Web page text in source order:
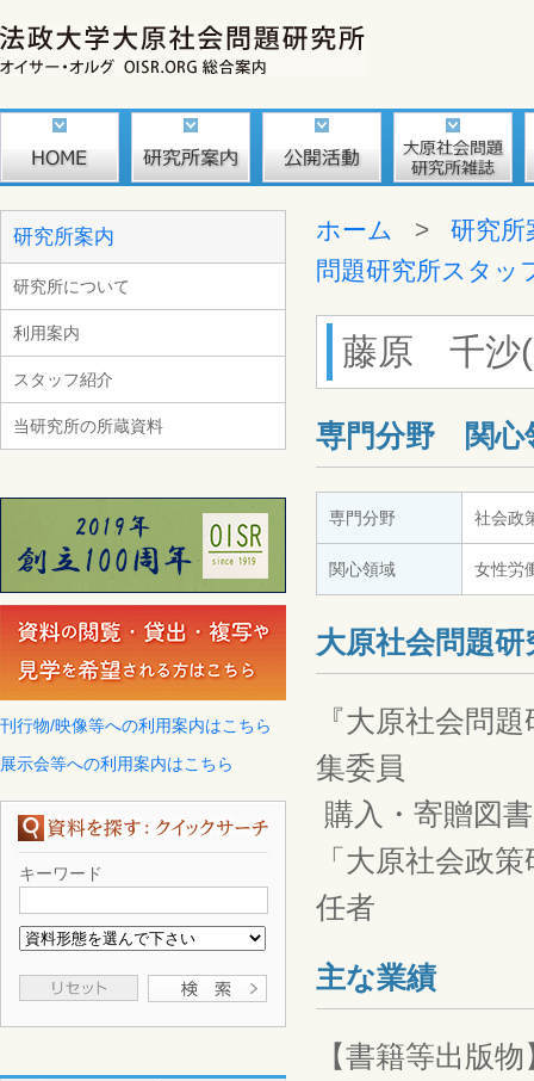
研究所案内
研究所について
利用案内
スタッフ紹介
当研究所の所蔵資料
刊行物/映像等への利用案内はこちら
展示会等への利用案内はこちら
キーワード
ホーム > 研究所
問題研究所スタッ
藤原 千沙
専門分野 関心
専門分野 社会政
関心領域 女性労
大原社会問題
『大原社会問
集委員
購入・寄贈図
「大原社会政
任者
主な業績
【書籍等出版物